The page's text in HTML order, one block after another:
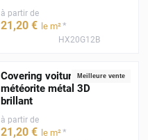
à partir de
21,20 € le m²*
HX20G12B
Meilleure vente
Covering voiture gris
météorite métal 3D
brillant
à partir de
21,20 € le m²*